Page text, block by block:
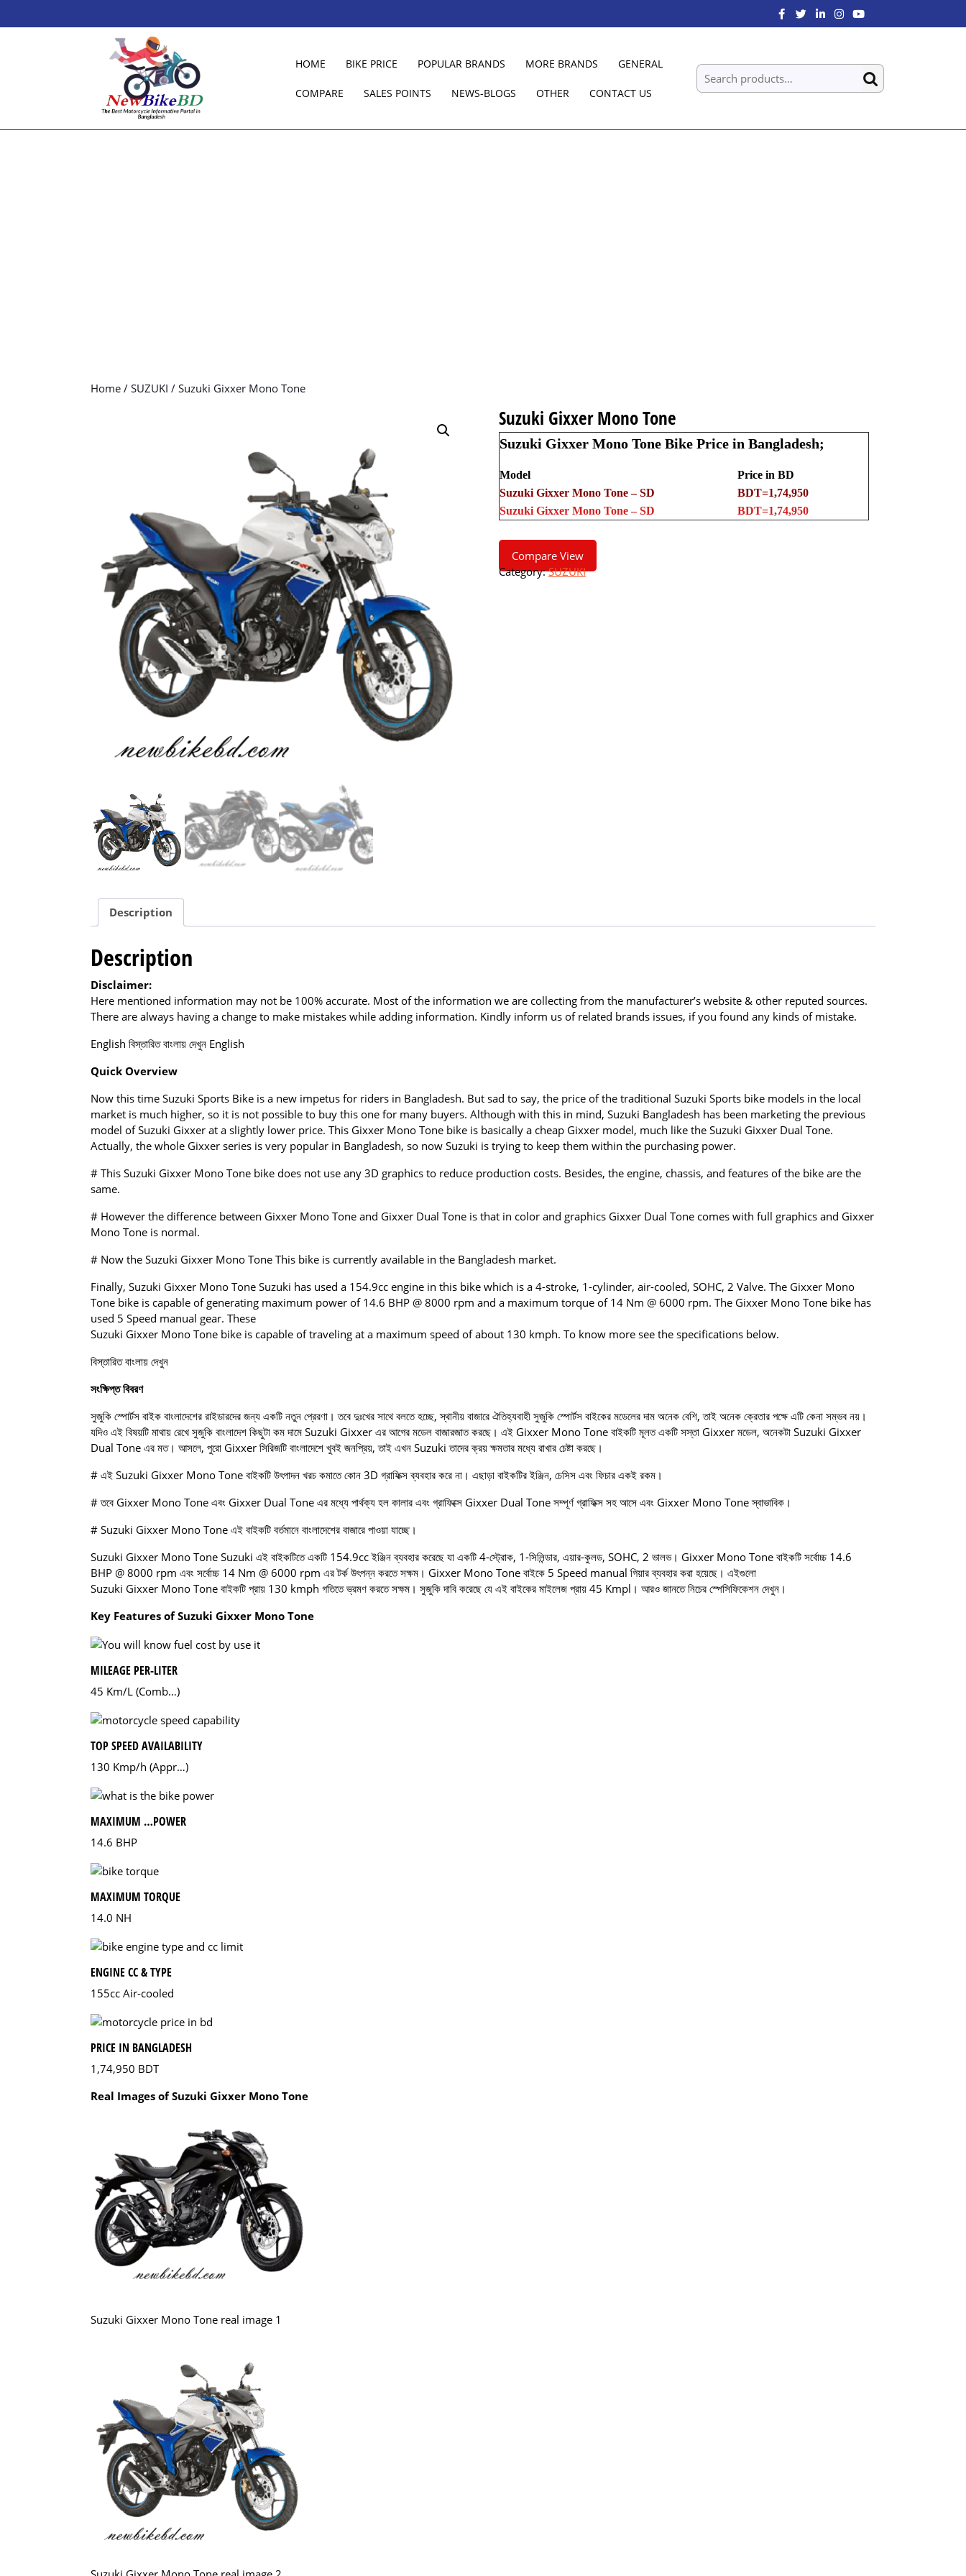
HOME BIKE PRICE POPULAR BRANDS MORE BRANDS GENERAL
COMPARE SALES POINTS NEWS-BLOGS OTHER CONTACT US
Home / SUZUKI / Suzuki Gixxer Mono Tone
Suzuki Gixxer Mono Tone
Suzuki Gixxer Mono Tone Bike Price in Bangladesh;
Model
Price in BD
Suzuki Gixxer Mono Tone – SD
BDT=1,74,950
Suzuki Gixxer Mono Tone – SD
BDT=1,74,950
Compare View
Category:SUZUKI
Description
Description
Disclaimer:
Here mentioned information may not be 100% accurate. Most of the information we are collecting from the manufacturer’s website & other reputed sources.
There are always having a change to make mistakes while adding information. Kindly inform us of related brands issues, if you found any kinds of mistake.
English বিস্তারিত বাংলায় দেখুন English
Quick Overview
Now this time Suzuki Sports Bike is a new impetus for riders in Bangladesh. But sad to say, the price of the traditional Suzuki Sports bike models in the local
market is much higher, so it is not possible to buy this one for many buyers. Although with this in mind, Suzuki Bangladesh has been marketing the previous
model of Suzuki Gixxer at a slightly lower price. This Gixxer Mono Tone bike is basically a cheap Gixxer model, much like the Suzuki Gixxer Dual Tone.
Actually, the whole Gixxer series is very popular in Bangladesh, so now Suzuki is trying to keep them within the purchasing power.
# This Suzuki Gixxer Mono Tone bike does not use any 3D graphics to reduce production costs. Besides, the engine, chassis, and features of the bike are the
same.
# However the difference between Gixxer Mono Tone and Gixxer Dual Tone is that in color and graphics Gixxer Dual Tone comes with full graphics and Gixxer
Mono Tone is normal.
# Now the Suzuki Gixxer Mono Tone This bike is currently available in the Bangladesh market.
Finally, Suzuki Gixxer Mono Tone Suzuki has used a 154.9cc engine in this bike which is a 4-stroke, 1-cylinder, air-cooled, SOHC, 2 Valve. The Gixxer Mono
Tone bike is capable of generating maximum power of 14.6 BHP @ 8000 rpm and a maximum torque of 14 Nm @ 6000 rpm. The Gixxer Mono Tone bike has
used 5 Speed ​​manual gear. These
Suzuki Gixxer Mono Tone bike is capable of traveling at a maximum speed of about 130 kmph. To know more see the specifications below.
বিস্তারিত বাংলায় দেখুন
সংক্ষিপ্ত বিবরণ
সুজুকি স্পোর্টস বাইক বাংলাদেশের রাইডারদের জন্য একটি নতুন প্রেরণা। তবে দুঃখের সাথে বলতে হচ্ছে, স্থানীয় বাজারে ঐতিহ্যবাহী সুজুকি স্পোর্টস বাইকের মডেলের দাম অনেক বেশি, তাই অনেক ক্রেতার পক্ষে এটি কেনা সম্ভব নয়।
যদিও এই বিষয়টি মাথায় রেখে সুজুকি বাংলাদেশ কিছুটা কম দামে Suzuki Gixxer এর আগের মডেল বাজারজাত করছে। এই Gixxer Mono Tone বাইকটি মূলত একটি সস্তা Gixxer মডেল, অনেকটা Suzuki Gixxer
Dual Tone এর মত। আসলে, পুরো Gixxer সিরিজটি বাংলাদেশে খুবই জনপ্রিয়, তাই এখন Suzuki তাদের ক্রয় ক্ষমতার মধ্যে রাখার চেষ্টা করছে।
# এই Suzuki Gixxer Mono Tone বাইকটি উৎপাদন খরচ কমাতে কোন 3D গ্রাফিক্স ব্যবহার করে না। এছাড়া বাইকটির ইঞ্জিন, চেসিস এবং ফিচার একই রকম।
# তবে Gixxer Mono Tone এবং Gixxer Dual Tone এর মধ্যে পার্থক্য হল কালার এবং গ্রাফিক্সে Gixxer Dual Tone সম্পূর্ণ গ্রাফিক্স সহ আসে এবং Gixxer Mono Tone স্বাভাবিক।
# Suzuki Gixxer Mono Tone এই বাইকটি বর্তমানে বাংলাদেশের বাজারে পাওয়া যাচ্ছে।
Suzuki Gixxer Mono Tone Suzuki এই বাইকটিতে একটি 154.9cc ইঞ্জিন ব্যবহার করেছে যা একটি 4-স্ট্রোক, 1-সিলিন্ডার, এয়ার-কুলড, SOHC, 2 ভালভ। Gixxer Mono Tone বাইকটি সর্বোচ্চ 14.6
BHP @ 8000 rpm এবং সর্বোচ্চ 14 ​​Nm @ 6000 rpm এর টর্ক উৎপন্ন করতে সক্ষম। Gixxer Mono Tone বাইকে 5 Speed ​​manual গিয়ার ব্যবহার করা হয়েছে। এইগুলো
Suzuki Gixxer Mono Tone বাইকটি প্রায় 130 kmph গতিতে ভ্রমণ করতে সক্ষম। সুজুকি দাবি করেছে যে এই বাইকের মাইলেজ প্রায় 45 Kmpl। আরও জানতে নিচের স্পেসিফিকেশন দেখুন।
Key Features of Suzuki Gixxer Mono Tone
MILEAGE PER-LITER
45 Km/L (Comb…)
TOP SPEED AVAILABILITY
130 Kmp/h (Appr…)
MAXIMUM …POWER
14.6 BHP
MAXIMUM TORQUE
14.0 NH
ENGINE CC & TYPE
155cc Air-cooled
PRICE IN BANGLADESH
1,74,950 BDT
Real Images of Suzuki Gixxer Mono Tone
Suzuki Gixxer Mono Tone real image 1